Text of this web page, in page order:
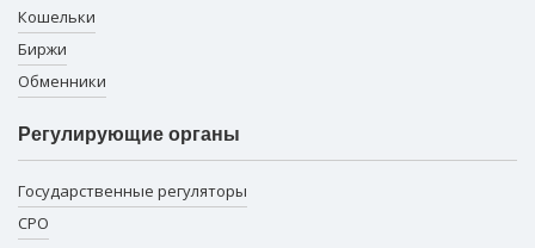
Кошельки
Биржи
Обменники
Регулирующие органы
Государственные регуляторы
СРО